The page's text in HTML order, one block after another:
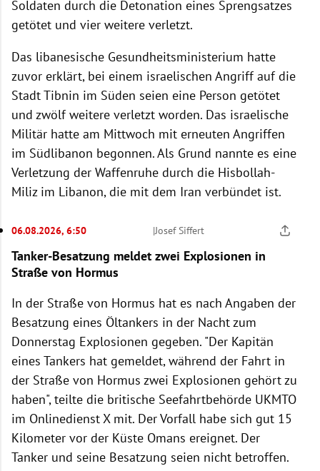
Soldaten durch die Detonation eines Sprengsatzes
getötet und vier weitere verletzt.
Das libanesische Gesundheitsministerium hatte
zuvor erklärt, bei einem israelischen Angriff auf die
Stadt Tibnin im Süden seien eine Person getötet
und zwölf weitere verletzt worden. Das israelische
Militär hatte am Mittwoch mit erneuten Angriffen
im Südlibanon begonnen. Als Grund nannte es eine
Verletzung der Waffenruhe durch die Hisbollah-
Miliz im Libanon, die mit dem Iran verbündet ist.
06.08.2026, 6:50 |Josef Siffert
Tanker-Besatzung meldet zwei Explosionen in
Straße von Hormus
In der Straße von Hormus hat es nach Angaben der
Besatzung eines Öltankers in der Nacht zum
Donnerstag Explosionen gegeben. "Der Kapitän
eines Tankers hat gemeldet, während der Fahrt in
der Straße von Hormus zwei Explosionen gehört zu
haben", teilte die britische Seefahrtbehörde UKMTO
im Onlinedienst X mit. Der Vorfall habe sich gut 15
Kilometer vor der Küste Omans ereignet. Der
Tanker und seine Besatzung seien nicht betroffen.